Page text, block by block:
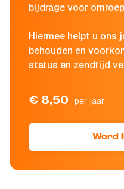
bijdrage voor
Hiermee helpt u ons
behouden en
status en zendtijd
€ 8,50 per jaar
Word